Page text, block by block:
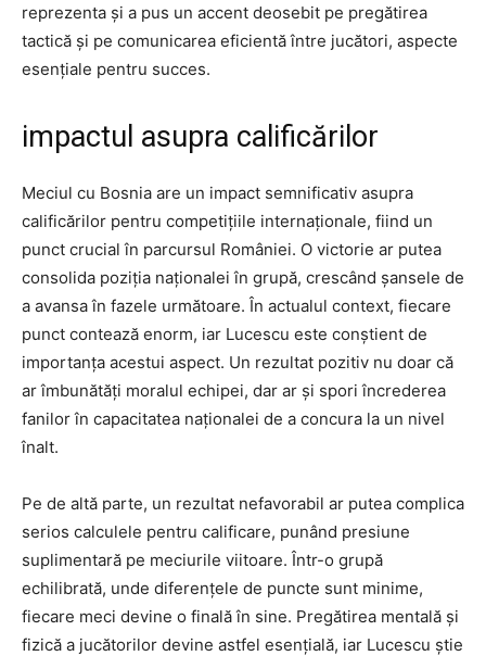
reprezenta și a pus un accent deosebit pe pregătirea
tactică și pe comunicarea eficientă între jucători, aspecte
esențiale pentru succes.
impactul asupra calificărilor
Meciul cu Bosnia are un impact semnificativ asupra
calificărilor pentru competițiile internaționale, fiind un
punct crucial în parcursul României. O victorie ar putea
consolida poziția naționalei în grupă, crescând șansele de
a avansa în fazele următoare. În actualul context, fiecare
punct contează enorm, iar Lucescu este conștient de
importanța acestui aspect. Un rezultat pozitiv nu doar că
ar îmbunătăți moralul echipei, dar ar și spori încrederea
fanilor în capacitatea naționalei de a concura la un nivel
înalt.
Pe de altă parte, un rezultat nefavorabil ar putea complica
serios calculele pentru calificare, punând presiune
suplimentară pe meciurile viitoare. Într-o grupă
echilibrată, unde diferențele de puncte sunt minime,
fiecare meci devine o finală în sine. Pregătirea mentală și
fizică a jucătorilor devine astfel esențială, iar Lucescu știe